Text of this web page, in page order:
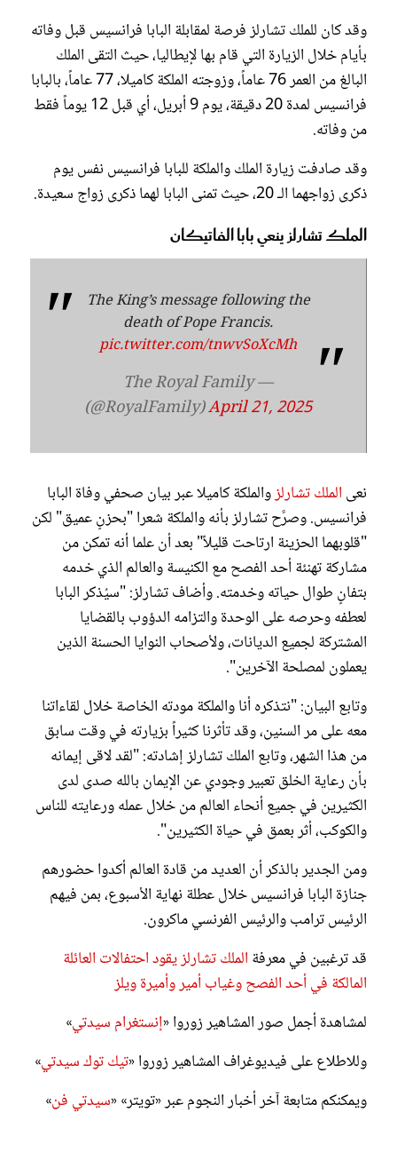
وقد كان للملك تشارلز فرصة لمقابلة البابا فرانسيس قبل وفاته
بأيام خلال الزيارة التي قام بها لإيطاليا، حيث التقى الملك
البالغ من العمر 76 عاماً، وزوجته الملكة كاميلا، 77 عاماً، بالبابا
فرانسيس لمدة 20 دقيقة، يوم 9 أبريل، أي قبل 12 يوماً فقط
من وفاته.
وقد صادفت زيارة الملك والملكة للبابا فرانسيس نفس يوم
ذكرى زواجهما الـ 20، حيث تمنى البابا لهما ذكرى زواج سعيدة.
الملك تشارلز ينعي بابا الفاتيكان
The King’s message following the
death of Pope Francis.
pic.twitter.com/tnwvSoXcMh
— The Royal Family
(@RoyalFamily)April 21, 2025
نعى الملك تشارلزوالملكة كاميلا عبر بيان صحفي وفاة البابا
فرانسيس. وصرَّح تشارلز بأنه والملكة شعرا "بحزنٍ عميق" لكن
"قلوبهما الحزينة ارتاحت قليلاً" بعد أن علما أنه تمكن من
مشاركة تهنئة أحد الفصح مع الكنيسة والعالم الذي خدمه
بتفانٍ طوال حياته وخدمته. وأضاف تشارلز: "سيُذكر البابا
لعطفه وحرصه على الوحدة والتزامه الدؤوب بالقضايا
المشتركة لجميع الديانات، ولأصحاب النوايا الحسنة الذين
يعملون لمصلحة الآخرين".
وتابع البيان: "نتذكره أنا والملكة مودته الخاصة خلال لقاءاتنا
معه على مر السنين، وقد تأثرنا كثيراً بزيارته في وقت سابق
من هذا الشهر، وتابع الملك تشارلز إشادته: "لقد لاقى إيمانه
بأن رعاية الخلق تعبير وجودي عن الإيمان بالله صدى لدى
الكثيرين في جميع أنحاء العالم من خلال عمله ورعايته للناس
والكوكب، أثر بعمق في حياة الكثيرين".
ومن الجدير بالذكر أن العديد من قادة العالم أكدوا حضورهم
جنازة البابا فرانسيس خلال عطلة نهاية الأسبوع، بمن فيهم
الرئيس ترامب والرئيس الفرنسي ماكرون.
قد ترغبين في معرفة الملك تشارلز يقود احتفالات العائلة
المالكة في أحد الفصح وغياب أمير وأميرة ويلز
لمشاهدة أجمل صور المشاهير زوروا «إنستغرام سيدتي»
وللاطلاع على فيديوغراف المشاهير زوروا «تيك توك سيدتي»
ويمكنكم متابعة آخر أخبار النجوم عبر «تويتر» «سيدتي فن»